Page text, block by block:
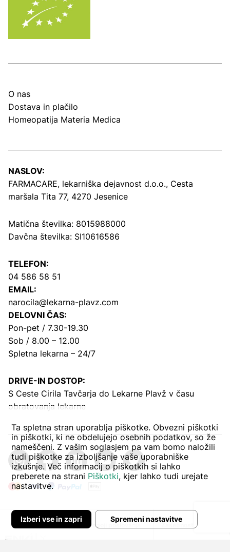
O nas
Dostava in plačilo
Homeopatija Materia Medica
NASLOV:
FARMACARE, lekarniška dejavnost d.o.o., Cesta
maršala Tita 77, 4270 Jesenice
Matična številka: 8015988000
Davčna številka: SI10616586
TELEFON:
04 586 58 51
EMAIL:
narocila@lekarna-plavz.com
DELOVNI ČAS:
Pon-pet / 7.30-19.30
Sob / 8.00 – 12.00
Spletna lekarna – 24/7
DRIVE-IN DOSTOP:
S Ceste Cirila Tavčarja do Lekarne Plavž v času
obratovanja lekarne
Avtor: Pogoji poslovanja Zasebnost in piškoti
Ta spletna stran uporablja piškotke. Obvezni piškotki
in piškotki, ki ne obdelujejo osebnih podatkov, so že
nameščeni. Z vašim soglasjem pa vam bomo naložili
tudi piškotke za izboljšanje vaše uporabniške
izkušnje. Več informacij o piškotkih si lahko
preberete na strani Piškotki, kjer lahko tudi urejate
nastavitve.
Spremeni nastavitve
Izberi vse in zapri